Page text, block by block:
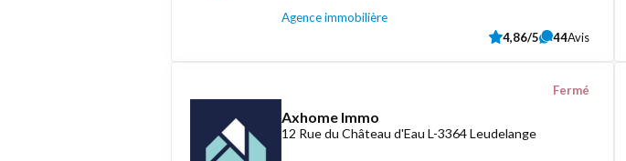
Agence immobilière
4,86/5 44Avis
Axhome Immo
12 Rue du Château d'Eau L-3364 Leudelange
Fermé